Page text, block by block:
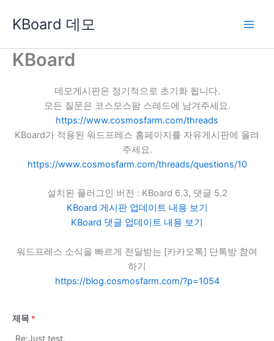
로
KBoard 데모
KBoard
데모게시판은 정기적으로 초기화 됩니다.
모든 질문은 코스모스팜 스레드에 남겨주세요.
https://www.cosmosfarm.com/threads
KBoard가 적용된 워드프레스 홈페이지를 자유게시판에 올려
주세요.
https://www.cosmosfarm.com/threads/questions/10
설치된 플러그인 버전 : KBoard 6.3, 댓글 5.2
KBoard 게시판 업데이트 내용 보기
KBoard 댓글 업데이트 내용 보기
워드프레스 소식을 빠르게 전달받는 [카카오톡] 단톡방 참여
하기
https://blog.cosmosfarm.com/?p=1054
제목 *